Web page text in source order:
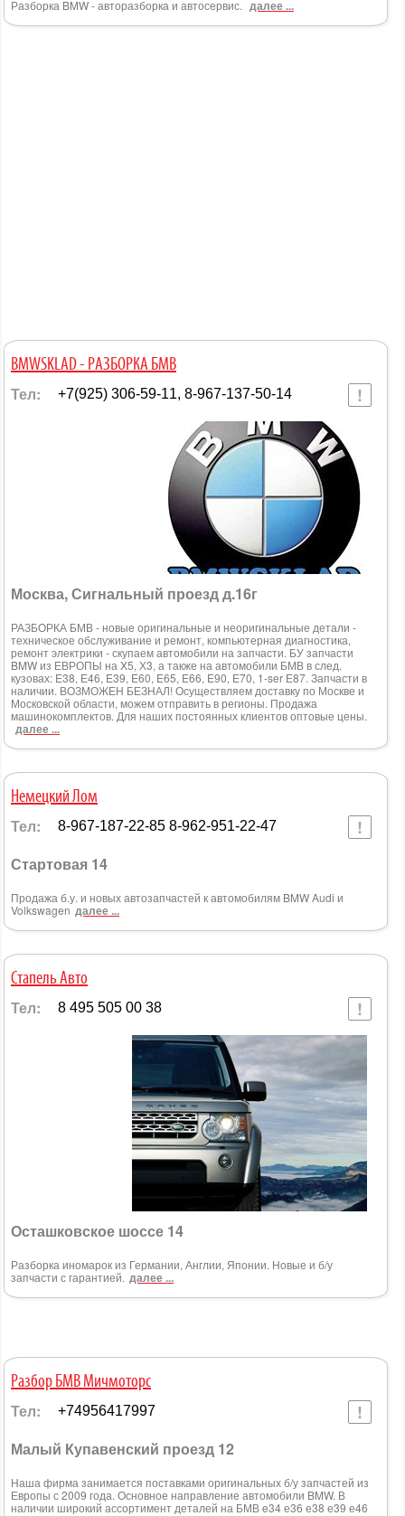
Разборка BMW - авторазборка и автосервис. далее ...
BMWSKLAD - РАЗБОРКА БМВ
Тел: +7(925) 306-59-11, 8-967-137-50-14
Москва, Сигнальный проезд д.16г
РАЗБОРКА БМВ - новые оригинальные и неоригинальные детали -
техническое обслуживание и ремонт, компьютерная диагностика,
ремонт электрики - скупаем автомобили на запчасти. БУ запчасти
BMW из ЕВРОПЫ на X5, Х3, а также на автомобили БМВ в след.
кузовах: E38, Е46, E39, E60, E65, E66, E90, E70, 1-ser Е87. Запчасти в
наличии. ВОЗМОЖЕН БЕЗНАЛ! Осуществляем доставку по Москве и
Московской области, можем отправить в регионы. Продажа
машинокомплектов. Для наших постоянных клиентов оптовые цены.
далее ...
Немецкий Лом
Тел: 8-967-187-22-85 8-962-951-22-47
Стартовая 14
Продажа б.у. и новых автозапчастей к автомобилям BMW Audi и
Volkswagen далее ...
Стапель Авто
Тел: 8 495 505 00 38
Осташковское шоссе 14
Разборка иномарок из Германии, Англии, Японии. Новые и б/у
запчасти с гарантией. далее ...
Разбор БМВ Мичмоторс
Тел: +74956417997
Малый Купавенский проезд 12
Наша фирма занимается поставками оригинальных б/у запчастей из
Европы с 2009 года. Основное направление автомобили BMW. В
наличии широкий ассортимент деталей на БМВ e34 е36 е38 е39 е46